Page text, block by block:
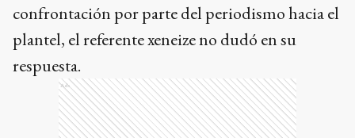
confrontación por parte del periodismo hacia el
plantel, el referente xeneize no dudó en su
respuesta.
Ads